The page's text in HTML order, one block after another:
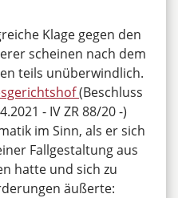
Klage gegen den
scheinen nach dem
teils unüberwindlich.
(Beschluss
- IV ZR 88/20 -)
im Sinn, als er sich
Fallgestaltung aus
hatte und sich zu
äußerte: